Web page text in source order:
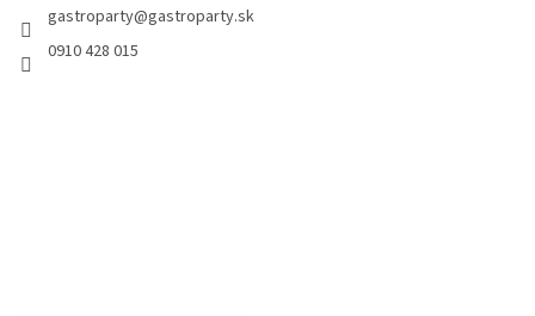
gastroparty@gastroparty.sk
0910 428 015